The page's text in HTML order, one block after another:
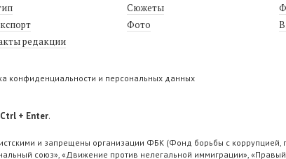
редакции
Сюжеты
Фото
конфиденциальности и персональных данных
Ctrl + Enter.
и запрещены организации ФБК (Фонд борьбы с
союз», «Движение против нелегальной иммиграции»,